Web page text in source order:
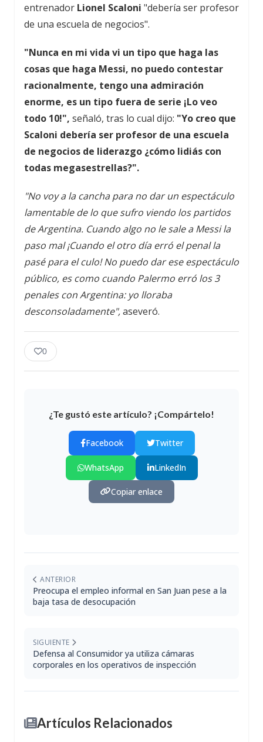
entrenador Lionel Scaloni "debería ser profesor
de una escuela de negocios".
"Nunca en mi vida vi un tipo que haga las
cosas que haga Messi, no puedo contestar
racionalmente, tengo una admiración
enorme, es un tipo fuera de serie ¡Lo veo
todo 10!", señaló, tras lo cual dijo: "Yo creo que
Scaloni debería ser profesor de una escuela
de negocios de liderazgo ¿cómo lidiás con
todas megasestrellas?".
"No voy a la cancha para no dar un espectáculo
lamentable de lo que sufro viendo los partidos
de Argentina. Cuando algo no le sale a Messi la
paso mal ¡Cuando el otro día erró el penal la
pasé para el culo! No puedo dar ese espectáculo
público, es como cuando Palermo erró los 3
penales con Argentina: yo lloraba
desconsoladamente",aseveró.
0
¿Te gustó este artículo? ¡Compártelo!
Facebook Twitter
WhatsApp LinkedIn
Copiar enlace
ANTERIOR
Preocupa el empleo informal en San Juan pese a la
baja tasa de desocupación
SIGUIENTE
Defensa al Consumidor ya utiliza cámaras
corporales en los operativos de inspección
Artículos Relacionados